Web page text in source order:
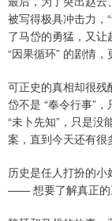
被写得极具冲击力，
了马岱的勇猛，又让
“因果循环” 的剧情，
可正史的真相却很残
岱不是 “奉令行事”
“未卜先知”，只是没
案，直到今天还有很
历史是任人打扮的
—— 想要了解真正的